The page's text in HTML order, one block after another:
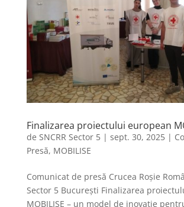
Finalizarea proiectului european
de SNCRR Sector 5| sept. 30, 2025|
Presă, MOBILISE
Comunicat de presă Crucea Roșie
Sector 5 București Finalizarea
MOBILISE – un model de inovație